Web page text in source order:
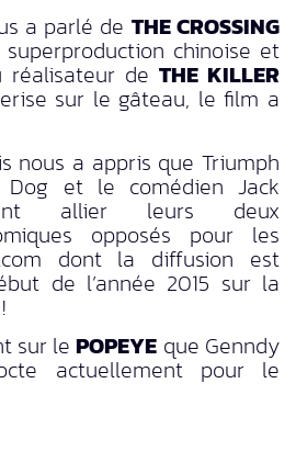
a parlé de THE CROSSING
chinoise et
de THE KILLER
sur le gâteau, le film a
nous a appris que Triumph
Dog et le comédien Jack
allier leurs deux
opposés pour les
dont la diffusion est
de l’année 2015 sur la
sur lePOPEYE que Genndy
actuellement pour le